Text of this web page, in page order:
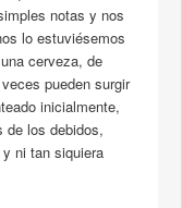
notas y nos
lo estuviésemos
cerveza, de
pueden surgir
inicialmente,
de los debidos,
ni tan siquiera